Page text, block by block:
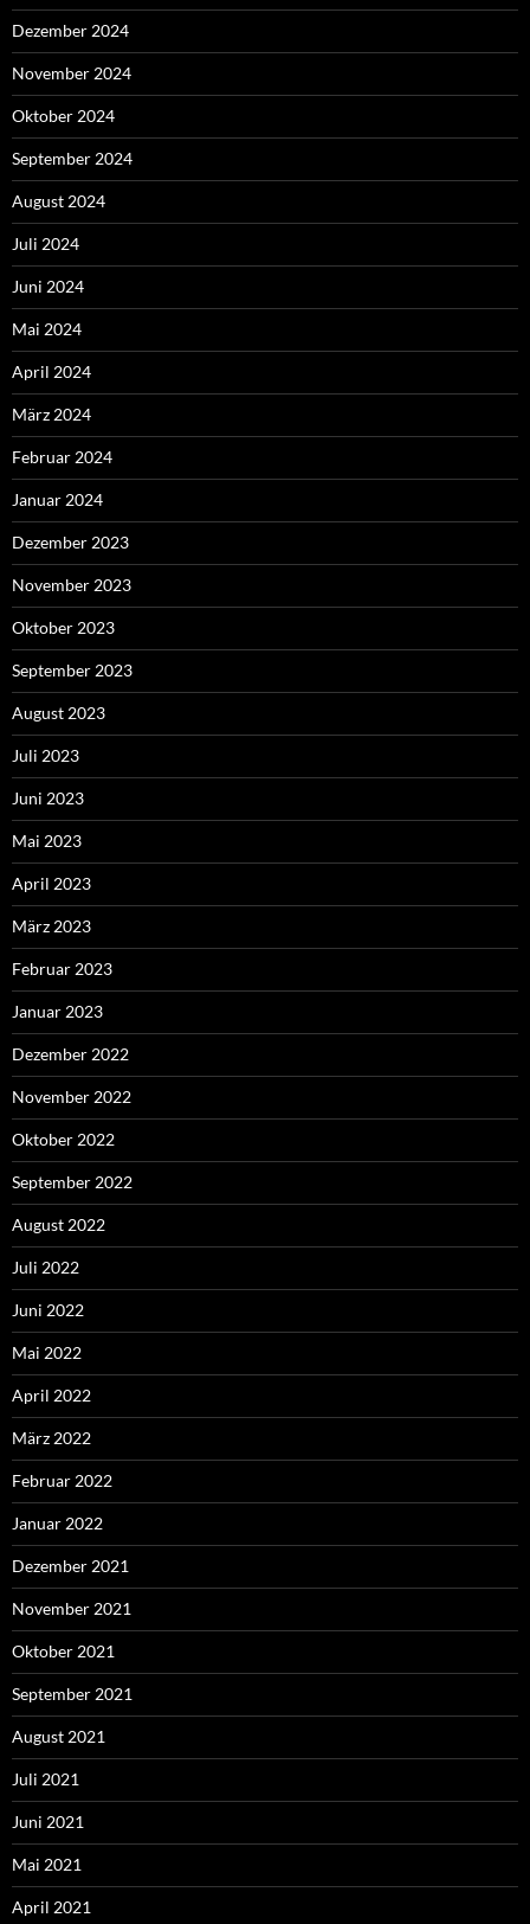
Dezember 2024
November 2024
Oktober 2024
September 2024
August 2024
Juli 2024
Juni 2024
Mai 2024
April 2024
März 2024
Februar 2024
Januar 2024
Dezember 2023
November 2023
Oktober 2023
September 2023
August 2023
Juli 2023
Juni 2023
Mai 2023
April 2023
März 2023
Februar 2023
Januar 2023
Dezember 2022
November 2022
Oktober 2022
September 2022
August 2022
Juli 2022
Juni 2022
Mai 2022
April 2022
März 2022
Februar 2022
Januar 2022
Dezember 2021
November 2021
Oktober 2021
September 2021
August 2021
Juli 2021
Juni 2021
Mai 2021
April 2021